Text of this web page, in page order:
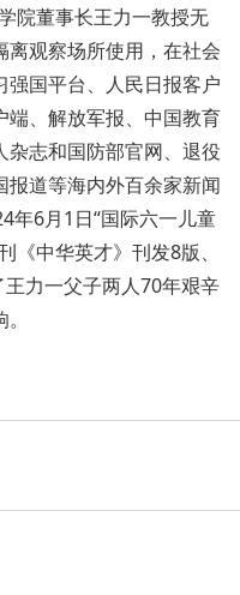
院董事长王力一教授无
观察场所使用，在社会
国平台、人民日报客户
端、解放军报、中国教育
志和国防部官网、退役
道等海内外百余家新闻
年6月1日“国际六一儿童
《中华英才》刊发8版、
力一父子两人70年艰辛